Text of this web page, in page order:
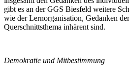
gibt es an der GGS Biesfeld weitere
wie der Lernorganisation, Gedanken
Querschnittsthema inhärent sind.
Demokratie und Mitbestimmung